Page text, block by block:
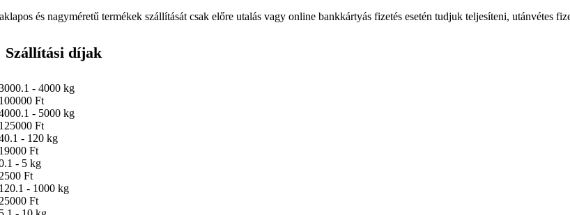
és nagyméretű termékek szállítását csak előre utalás vagy online bankkártyás fizetés esetén tudjuk teljesíteni, utánvétes
Szállítási díjak
- 4000 kg
Ft
- 5000 kg
Ft
- 120 kg
Ft
- 5 kg
Ft
- 1000 kg
Ft